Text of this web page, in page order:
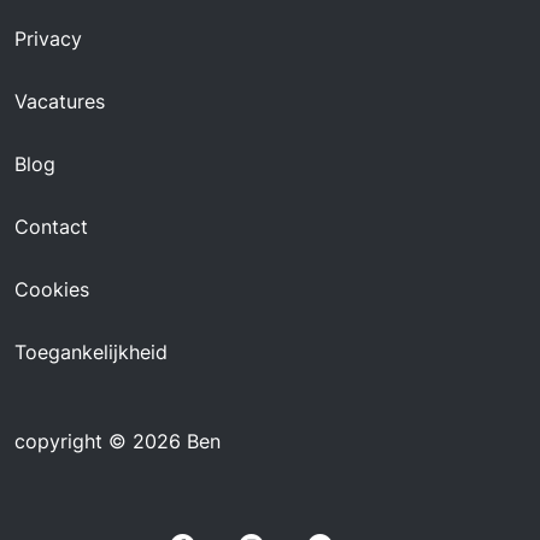
Privacy
Vacatures
Blog
Contact
Cookies
Toegankelijkheid
copyright © 2026 Ben